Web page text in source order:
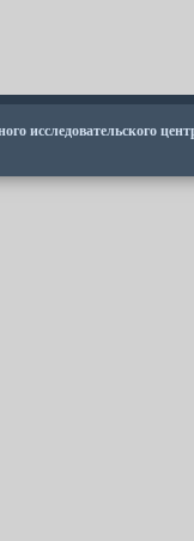
исследовательского